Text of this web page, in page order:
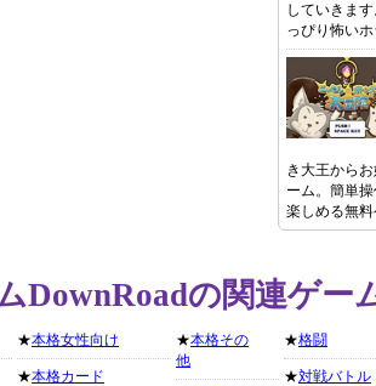
していきま
っぴり怖い
き大王から
ーム。簡単
楽しめる無
DownRoadの関連ゲー
★本格女性向け
★本格カード
★本格その
他
★格闘
★対戦バトル